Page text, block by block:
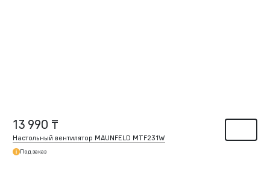
13 990 ₸
Настольный вентилятор MAUNFELD MTF231W
Под заказ